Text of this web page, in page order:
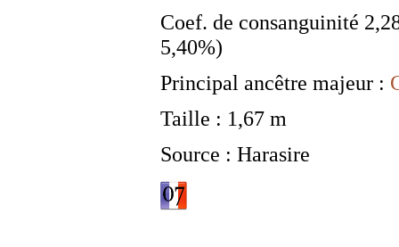
Coef. de consanguinité
5,40%)
Principal ancêtre majeur :
Taille : 1,67 m
Source : Harasire